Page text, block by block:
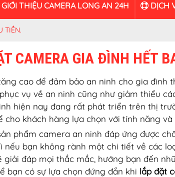
THIỆU CAMERA LONG AN 24H DỊCH
TIỀN.
CAMERA GIA ĐÌNH HẾT
cao để đảm bảo an ninh cho gia đình
vụ về an ninh cũng như giảm thiểu
hiện nay đang rất phát triển trên thị
cho khách hàng lựa chọn với tính năng
phẩm camera an ninh đáp ứng được
nếu bạn không rành một chi tiết về các
giải đáp mọi thắc mắc, hướng bạn đến
bạn có sự lựa chọn đứng đắn khi lắp đặt